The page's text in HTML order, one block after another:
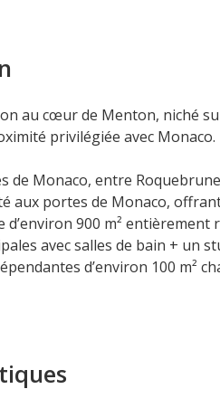
au cœur de Menton, niché
privilégiée avec Monaco.
de Monaco, entre
aux portes de Monaco,
d’environ 900 m² entièrement
avec salles de bain + un
d’environ 100 m²
salle de sport, garage,